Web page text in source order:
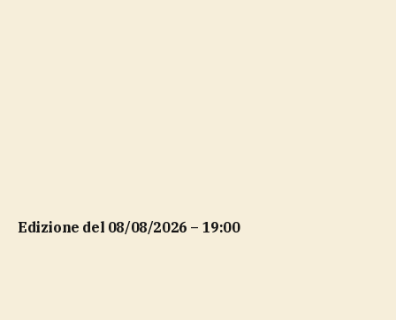
Edizione del 08/08/2026 – 19:00